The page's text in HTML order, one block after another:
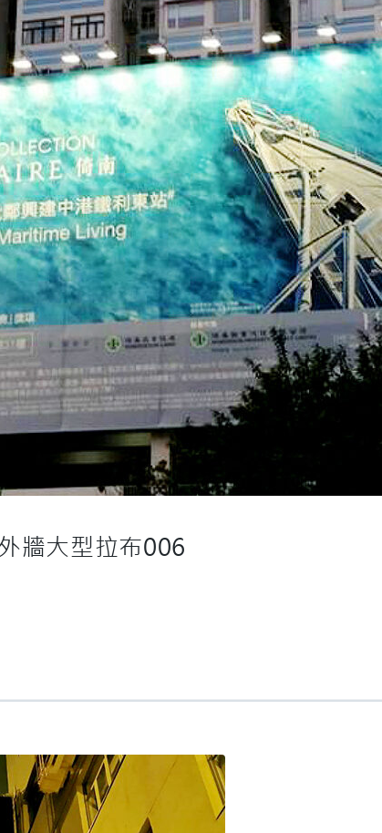
外牆大型拉布006